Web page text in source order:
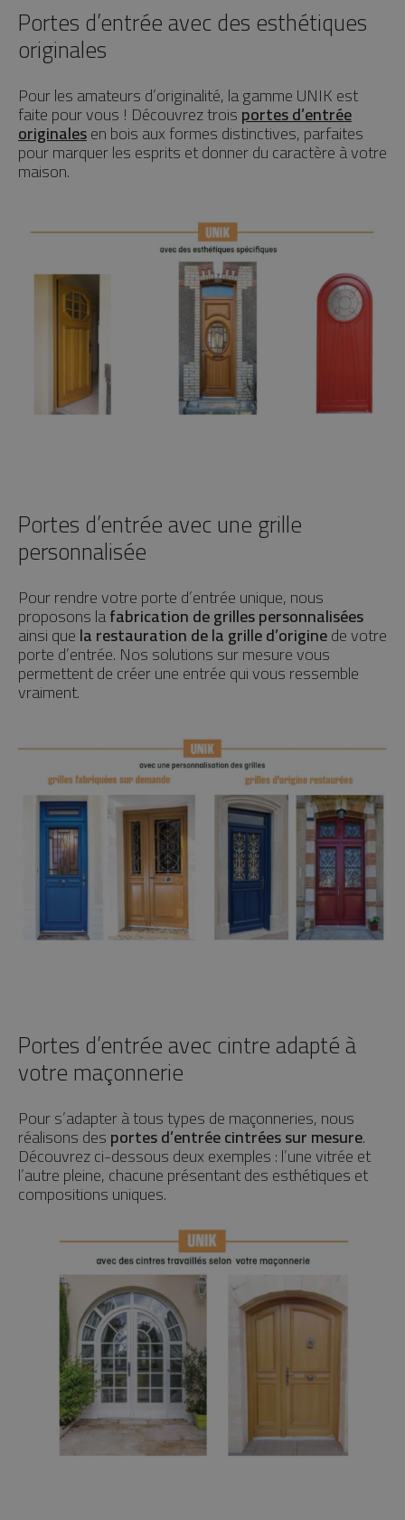
Portes d’entrée avec des esthétiques
originales
Pour les amateurs d’originalité, la gamme UNIK est
faite pour vous ! Découvrez troisportes d’entrée
originalesen bois aux formes distinctives, parfaites
pour marquer les esprits et donner du caractère à votre
maison.
Portes d’entrée avec une grille
personnalisée
Pour rendre votre porte d’entrée unique, nous
proposons lafabrication de grilles personnalisées
ainsi quela restauration de la grille d’originede votre
porte d’entrée. Nos solutions sur mesure vous
permettent de créer une entrée qui vous ressemble
vraiment.
Portes d’entrée avec cintre adapté à
votre maçonnerie
Pour s’adapter à tous types de maçonneries, nous
réalisons desportes d’entrée cintrées sur mesure.
Découvrez ci-dessous deux exemples : l’une vitrée et
l’autre pleine, chacune présentant des esthétiques et
compositions uniques.